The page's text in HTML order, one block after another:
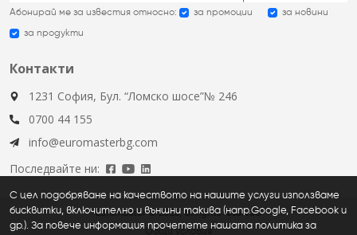
Абонирай ме за известия относно: за промоции за новини
за продукти
Контакти
1231 София, Бул. “Ломско шосе”№ 246
0700 44 155
info@euromasterbg.com
Последвайте ни:
Euromaster © 2026, all rights reserved
Общи условия
С цел подобряване на качеството на нашите услуги използваме
бисквитки, включително и външни такива (напр.Google, Facebook и
др.). За повече информация прочетете нашата политика за